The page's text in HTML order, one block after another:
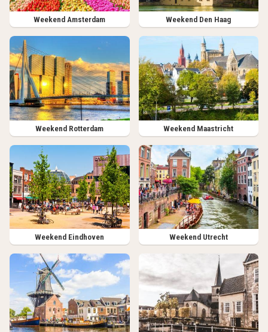
Weekend Amsterdam Weekend Den Haag
Weekend Rotterdam Weekend Maastricht
Weekend Eindhoven Weekend Utrecht